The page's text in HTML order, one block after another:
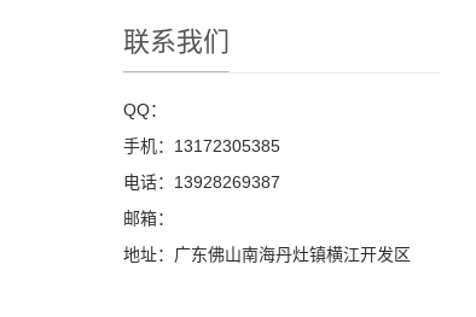
联系我们
QQ：
手机：13172305385
电话：13928269387
邮箱：
地址：广东佛山南海丹灶镇横江开发区